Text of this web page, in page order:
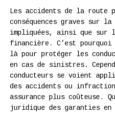
Les accidents de la route
conséquences graves sur
impliquées, ainsi que sur
financière. C’est pourquoi
là pour protéger les
en cas de sinistres.
conducteurs se voient
des accidents ou
assurance plus coûteuse.
juridique des garanties en